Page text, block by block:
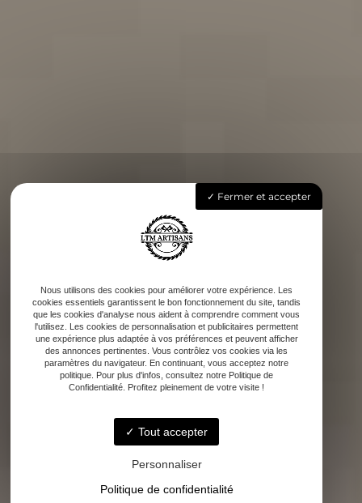
Fermer et accepter
Nous utilisons des cookies pour améliorer votre expérience. Les
cookies essentiels garantissent le bon fonctionnement du site, tandis
que les cookies d'analyse nous aident à comprendre comment vous
l'utilisez. Les cookies de personnalisation et publicitaires permettent
une expérience plus adaptée à vos préférences et peuvent afficher
des annonces pertinentes. Vous contrôlez vos cookies via les
paramètres du navigateur. En continuant, vous acceptez notre
politique. Pour plus d'infos, consultez notre Politique de
Confidentialité. Profitez pleinement de votre visite !
Tout accepter
Personnaliser
Politique de confidentialité